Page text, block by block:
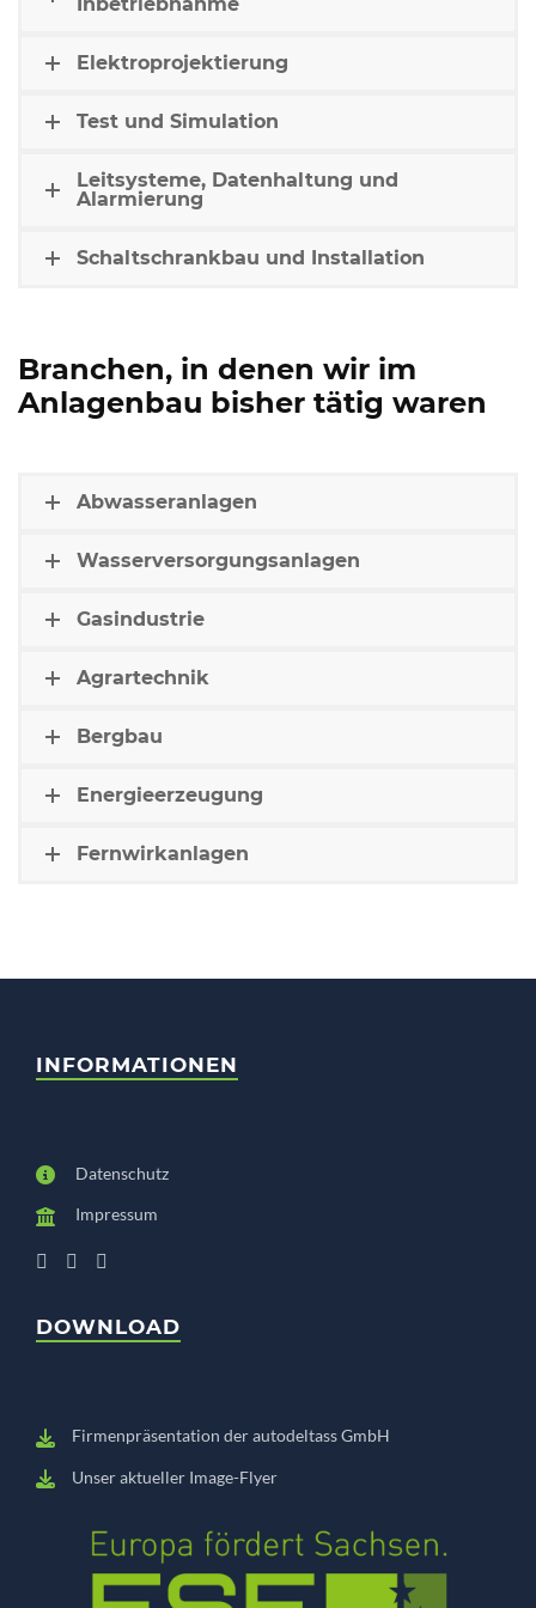
Inbetriebnahme
Elektroprojektierung
Test und Simulation
Leitsysteme, Datenhaltung und
Alarmierung
Schaltschrankbau und Installation
Branchen, in denen wir im
Anlagenbau bisher tätig waren
Abwasseranlagen
Wasserversorgungsanlagen
Gasindustrie
Agrartechnik
Bergbau
Energieerzeugung
Fernwirkanlagen
INFORMATIONEN
Datenschutz
Impressum
DOWNLOAD
Firmenpräsentation der autodeltass GmbH
Unser aktueller Image-Flyer